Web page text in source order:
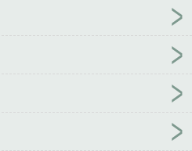
这个武圣血条太厚全本完结免
这个武圣血条太厚人
费
这个武圣血条太厚无错
圣血条太厚等阶
这个武圣